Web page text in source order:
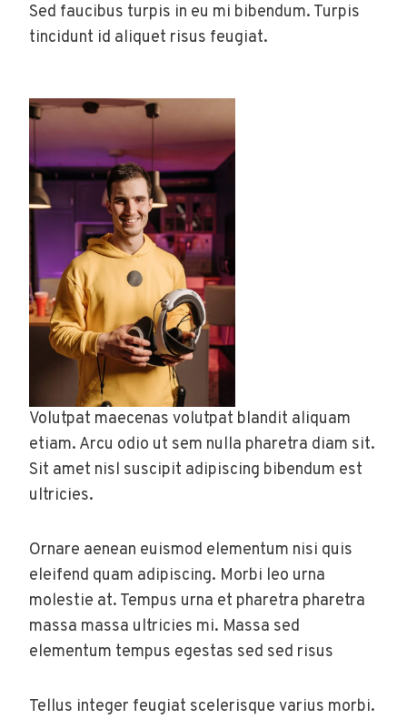
Sed faucibus turpis in eu mi bibendum. Turpis
tincidunt id aliquet risus feugiat.
Volutpat maecenas volutpat blandit aliquam
etiam. Arcu odio ut sem nulla pharetra diam sit.
Sit amet nisl suscipit adipiscing bibendum est
ultricies.
Ornare aenean euismod elementum nisi quis
eleifend quam adipiscing. Morbi leo urna
molestie at. Tempus urna et pharetra pharetra
massa massa ultricies mi. Massa sed
elementum tempus egestas sed sed risus
Tellus integer feugiat scelerisque varius morbi.